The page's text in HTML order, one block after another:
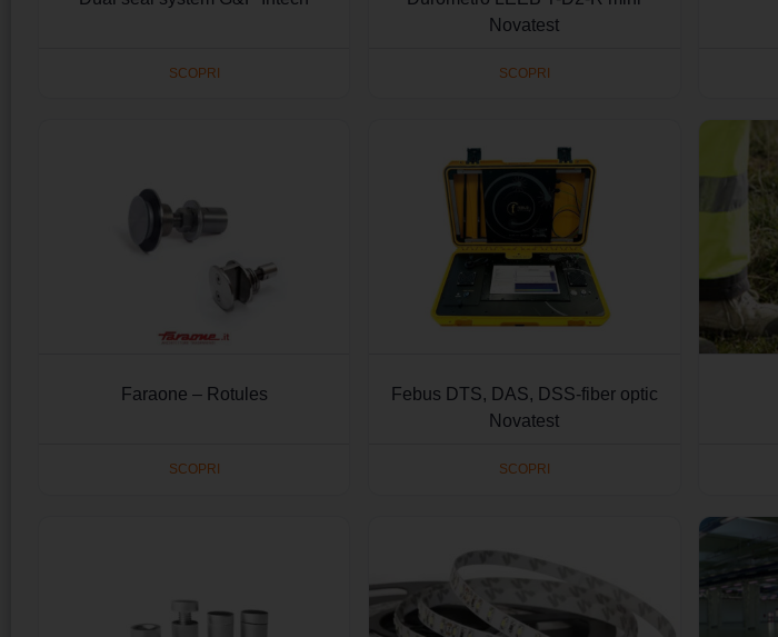
SCOPRI
Novatest
SCOPRI
Faraone – Rotules
SCOPRI
Febus DTS, DAS, DSS-fiber optic
Novatest
SCOPRI